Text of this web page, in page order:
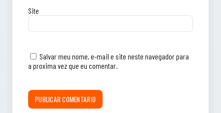
Site
Salvar meu nome, e-mail e site neste navegador para
a proxima vez que eu comentar.